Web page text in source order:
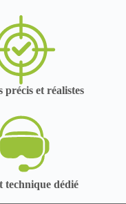
précis et réalistes
technique dédié